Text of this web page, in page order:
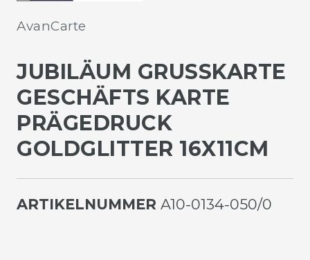
AvanCarte
JUBILÄUM GRUSSKARTE G
ESCHÄFTS KARTE P
RÄGEDRUCK G
OLDGLITTER 16X11CM
ARTIKELNUMMER A10-0134-050/0